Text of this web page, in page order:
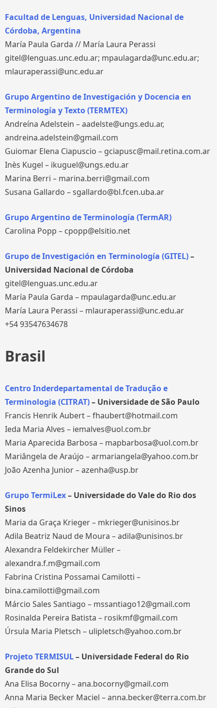
Facultad de Lenguas, Universidad Nacional de
Córdoba, Argentina
María Paula Garda // María Laura Perassi
gitel@lenguas.unc.edu.ar; mpaulagarda@unc.edu.ar;
mlauraperassi@unc.edu.ar
Grupo Argentino de Investigación y Docencia en
Terminología y Texto (TERMTEX)
Andreína Adelstein – aadelste@ungs.edu.ar,
andreina.adelstein@gmail.com
Guiomar Elena Ciapuscio – gciapusc@mail.retina.com.ar
Inès Kugel – ikuguel@ungs.edu.ar
Marina Berri – marina.berri@gmail.com
Susana Gallardo – sgallardo@bl.fcen.uba.ar
Grupo Argentino de Terminología (TermAR)
Carolina Popp – cpopp@elsitio.net
Grupo de Investigación en Terminología (GITEL)–
Universidad Nacional de Córdoba
gitel@lenguas.unc.edu.ar
María Paula Garda – mpaulagarda@unc.edu.ar
María Laura Perassi – mlauraperassi@unc.edu.ar
+54 93547634678
Brasil
Centro Inderdepartamental de Tradução e
Terminologia (CITRAT)– Universidade de São Paulo
Francis Henrik Aubert – fhaubert@hotmail.com
Ieda Maria Alves – iemalves@uol.com.br
Maria Aparecida Barbosa – mapbarbosa@uol.com.br
Mariângela de Araújo – armariangela@yahoo.com.br
João Azenha Junior – azenha@usp.br
Grupo TermiLex– Universidade do Vale do Rio dos
Sinos
Maria da Graça Krieger – mkrieger@unisinos.br
Adila Beatriz Naud de Moura – adila@unisinos.br
Alexandra Feldekircher Müller –
alexandra.f.m@gmail.com
Fabrina Cristina Possamai Camilotti –
bina.camilotti@gmail.com
Márcio Sales Santiago – mssantiago12@gmail.com
Rosinalda Pereira Batista – rosikmf@gmail.com
Úrsula Maria Pletsch – ulipletsch@yahoo.com.br
Projeto TERMISUL– Universidade Federal do Rio
Grande do Sul
Ana Elisa Bocorny – ana.bocorny@gmail.com
Anna Maria Becker Maciel – anna.becker@terra.com.br